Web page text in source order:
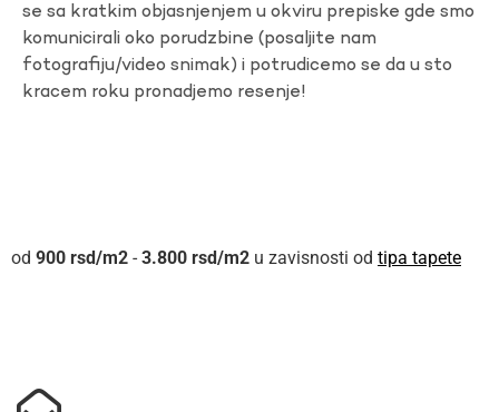
se sa kratkim objasnjenjem u okviru prepiske gde smo
komunicirali oko porudzbine (posaljite nam
fotografiju/video snimak) i potrudicemo se da u sto
kracem roku pronadjemo resenje!
900 rsd - 3.800 rsd u zavisnosti od tipa tapete